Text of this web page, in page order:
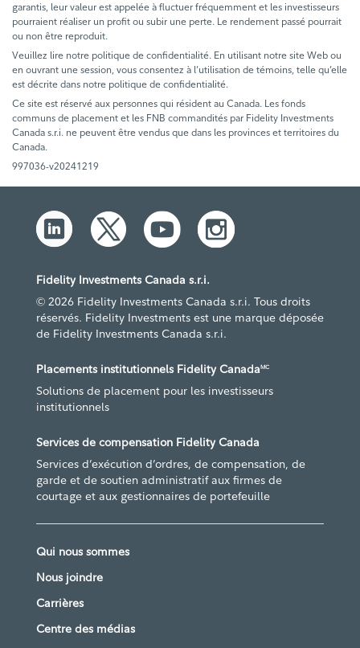
garantis, leur valeur est appelée à fluctuer fréquemment et les investisseurs
pourraient réaliser un profit ou subir une perte. Le rendement passé pourrait
ou non être reproduit.
Veuillez lire notre politique de confidentialité. En utilisant notre site Web ou
en ouvrant une session, vous consentez à l’utilisation de témoins, telle qu’elle
est décrite dans notre politique de confidentialité.
Ce site est réservé aux personnes qui résident au Canada. Les fonds
communs de placement et les FNB commandités par Fidelity Investments
Canada s.r.i. ne peuvent être vendus que dans les provinces et territoires du
Canada.
997036-v20241219
Fidelity Investments Canada s.r.i.
© 2026 Fidelity Investments Canada s.r.i. Tous droits
réservés. Fidelity Investments est une marque déposée
de Fidelity Investments Canada s.r.i.
Placements institutionnels Fidelity CanadaMC
Solutions de placement pour les investisseurs
institutionnels
Services de compensation Fidelity Canada
Services d’exécution d’ordres, de compensation, de
garde et de soutien administratif aux firmes de
courtage et aux gestionnaires de portefeuille
Qui nous sommes
Nous joindre
Carrières
Centre des médias